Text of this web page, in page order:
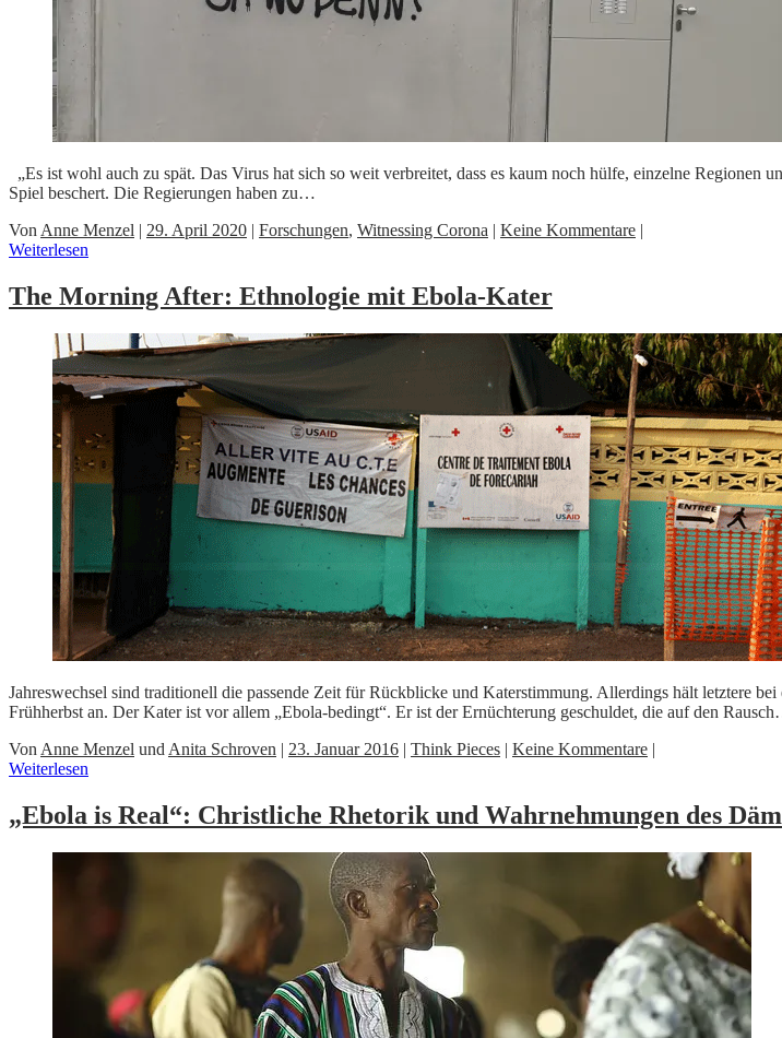
„Es ist wohl auch zu spät. Das Virus hat sich so weit verbreitet, dass es kaum noch hülfe, einzelne Regionen
Spiel beschert. Die Regierungen haben zu…
VonAnne Menzel | 29. April 2020 | Forschungen, Witnessing Corona | Keine Kommentare |
Weiterlesen
The Morning After: Ethnologie mit Ebola-Kater
Jahreswechsel sind traditionell die passende Zeit für Rückblicke und Katerstimmung. Allerdings hält letztere
Frühherbst an. Der Kater ist vor allem „Ebola-bedingt“. Er ist der Ernüchterung geschuldet, die auf den
Von Anne Menzel und Anita Schroven | 23. Januar 2016 | Think Pieces | Keine Kommentare |
Weiterlesen
„Ebola is Real“: Christliche Rhetorik und Wahrnehmungen des